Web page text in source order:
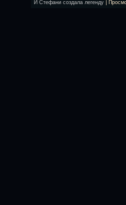
И Стефани создала легенду |